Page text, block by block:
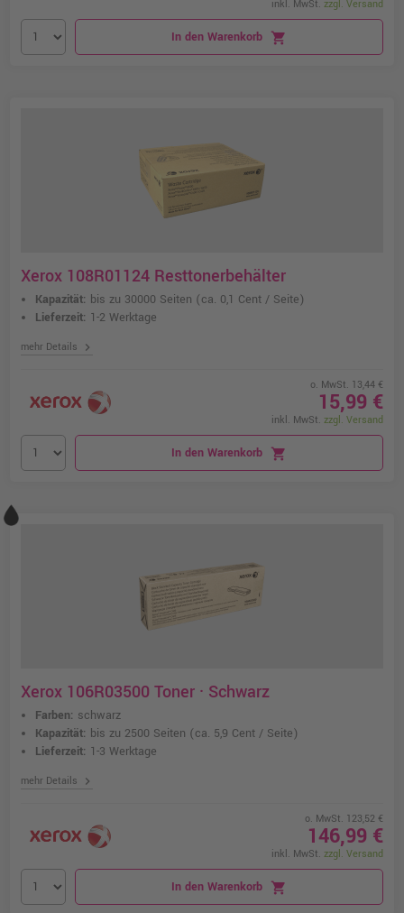
inkl. MwSt. zzgl. Versand
In den Warenkorb shopping_cart
Xerox 108R01124 Resttonerbehälter
Kapazität: bis zu 30000 Seiten (ca. 0,1 Cent / Seite)
Lieferzeit: 1-2 Werktage
mehr Details chevron_right
o. MwSt. 13,44 €
15,99 €
inkl. MwSt. zzgl. Versand
In den Warenkorb shopping_cart
Xerox 106R03500 Toner · Schwarz
Farben: schwarz
Kapazität: bis zu 2500 Seiten (ca. 5,9 Cent / Seite)
Lieferzeit: 1-3 Werktage
mehr Details chevron_right
o. MwSt. 123,52 €
146,99 €
inkl. MwSt. zzgl. Versand
In den Warenkorb shopping_cart